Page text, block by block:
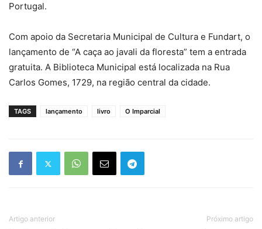
Portugal.
Com apoio da Secretaria Municipal de Cultura e Fundart, o
lançamento de “A caça ao javali da floresta” tem a entrada
gratuita. A Biblioteca Municipal está localizada na Rua
Carlos Gomes, 1729, na região central da cidade.
TAGS lançamento livro O Imparcial
Artigo anterior Próximo artigo